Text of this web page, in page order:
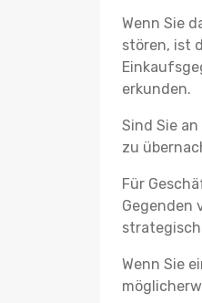
Wenn Sie
stören, ist
erkunden.
Sind Sie
zu
Für
Gegenden
Wenn Sie